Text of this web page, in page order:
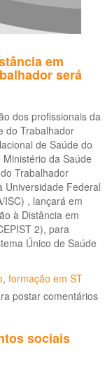
em
será
dos profissionais da
do Trabalhador
de Saúde do
da Saúde
Trabalhador
Universidade Federal
ISC) , lançará em
à Distância em
2), para
Único de Saúde
, formação em ST
postar comentários
sociais